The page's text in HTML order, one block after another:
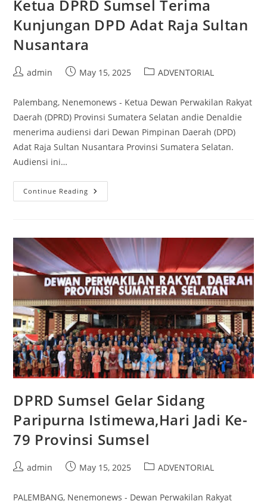
Ketua DPRD Sumsel Terima
Kunjungan DPD Adat Raja Sultan
Nusantara
Postadmin
PostMay 15, 2025
PostADVENTORIAL
Palembang, Nenemonews - Ketua Dewan Perwakilan Rakyat
Daerah (DPRD) Provinsi Sumatera Selatan andie Denaldie
menerima audiensi dari Dewan Pimpinan Daerah (DPD)
Adat Raja Sultan Nusantara Provinsi Sumatera Selatan.
Audiensi ini…
Continue Reading Ketua
DPRD
Adat
Raja
Sultan
Nusantara
DPRD Sumsel Gelar Sidang
Paripurna Istimewa,Hari Jadi Ke-
79 Provinsi Sumsel
Postadmin
PostMay 15, 2025
PostADVENTORIAL
PALEMBANG, Nenemonews - Dewan Perwakilan Rakyat